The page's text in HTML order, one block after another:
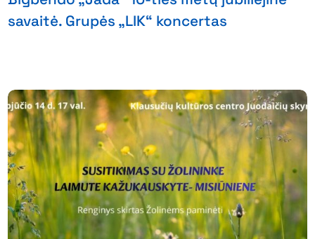
savaitė. Grupės „LIK“ koncertas